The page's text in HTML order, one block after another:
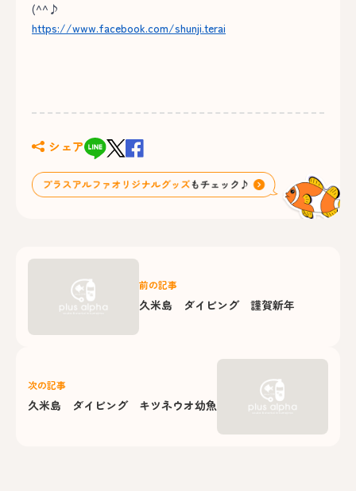
(^^♪
https://www.facebook.com/shunji.terai
シェア
前の記事
久米島 ダイビング 謹賀新年
次の記事
久米島 ダイビング キツネウオ幼魚